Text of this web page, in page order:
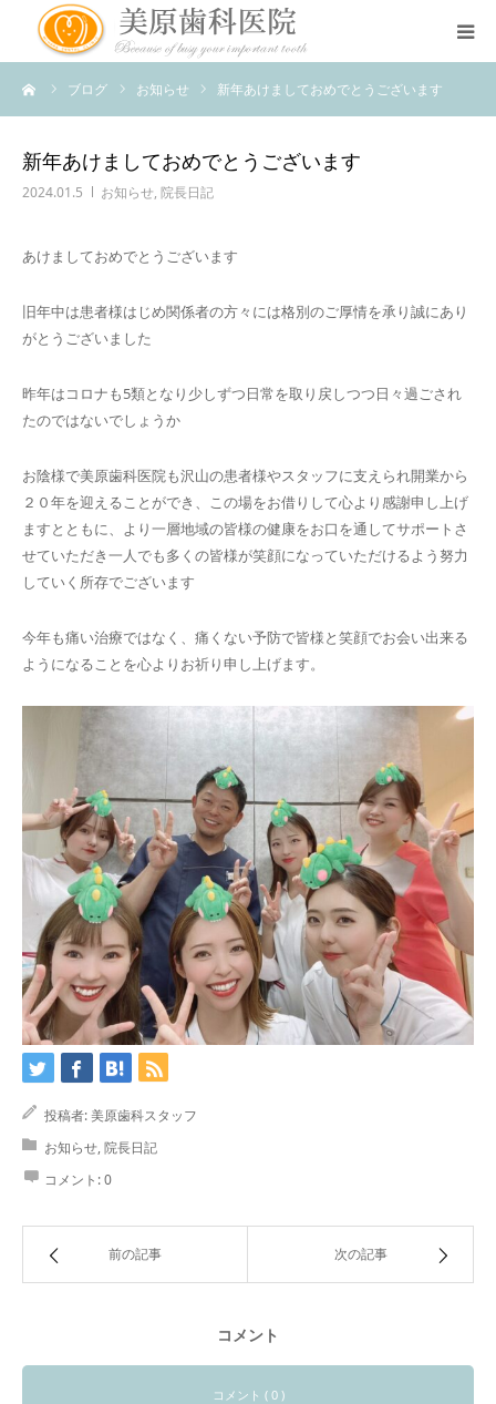
ブログ お知らせ 新年あけましておめでとうございます
新年あけましておめでとうございます
2024.01.5 お知らせ, 院長日記
あけましておめでとうございます
旧年中は患者様はじめ関係者の方々には格別のご厚情を承り誠にあり
がとうございました
昨年はコロナも5類となり少しずつ日常を取り戻しつつ日々過ごされ
たのではないでしょうか
お陰様で美原歯科医院も沢山の患者様やスタッフに支えられ開業から
２０年を迎えることができ、この場をお借りして心より感謝申し上げ
ますとともに、より一層地域の皆様の健康をお口を通してサポートさ
せていただき一人でも多くの皆様が笑顔になっていただけるよう努力
していく所存でございます
今年も痛い治療ではなく、痛くない予防で皆様と笑顔でお会い出来る
ようになることを心よりお祈り申し上げます。
投稿者:美原歯科スタッフ
お知らせ,院長日記
コメント:0
前の記事 次の記事
コメント
コメント ( 0 )
医院のコンセプト
診療案内
スタッフ紹介
スタッフブログ